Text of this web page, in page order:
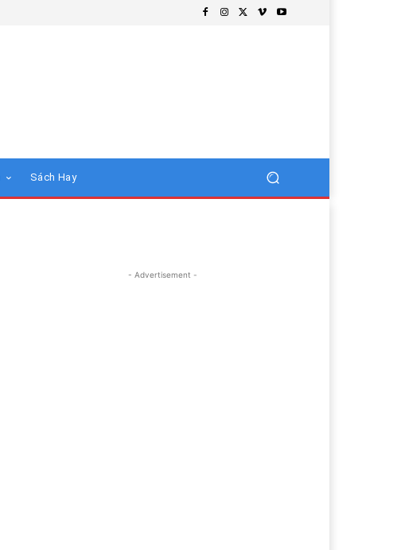
Sách Hay
- Advertisement -